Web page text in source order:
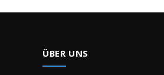
ÜBER UNS